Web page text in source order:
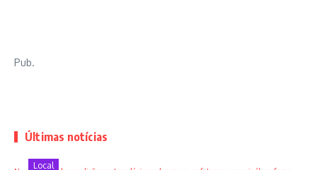
Pub.
Últimas notícias
Local